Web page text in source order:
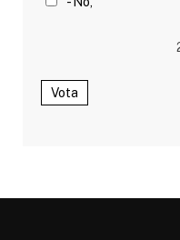
Vota